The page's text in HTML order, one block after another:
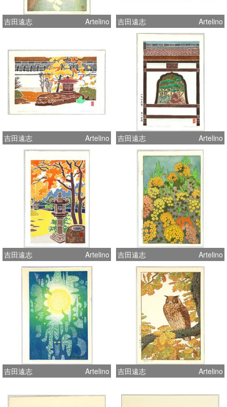
吉田遠志 Artelino 吉田遠志 Artelino
吉田遠志 Artelino 吉田遠志 Artelino
吉田遠志 Artelino 吉田遠志 Artelino
吉田遠志 Artelino 吉田遠志 Artelino